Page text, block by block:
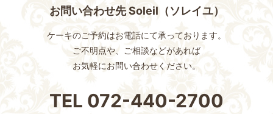
お問い合わせ先 Soleil（ソレイユ）
ケーキのご予約はお電話にて承っております。
ご不明点や、ご相談などがあれば
お気軽にお問い合わせください。
TEL 072-440-2700